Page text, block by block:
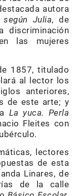
autora
Julia, de
discriminación
las mujeres
1857, titulado
al lector los
anteriores,
de este arte; y
La yuca. Perla
Fleites con
lectores
de esta
Linares, de
de la calle